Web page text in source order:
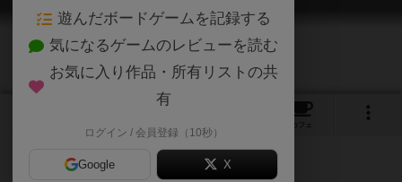
カフェ
遊んだボードゲームを記録する
気になるゲームのレビューを読む
お気に入り作品・所有リストの共
有
ログイン / 会員登録（10秒）
Google X